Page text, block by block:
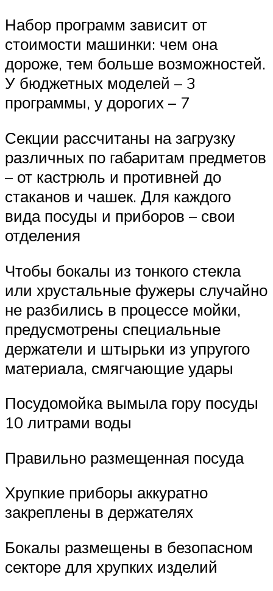
Набор программ зависит от
стоимости машинки: чем она
дороже, тем больше возможностей.
У бюджетных моделей – 3
программы, у дорогих – 7
Секции рассчитаны на загрузку
различных по габаритам предметов
– от кастрюль и противней до
стаканов и чашек. Для каждого
вида посуды и приборов – свои
отделения
Чтобы бокалы из тонкого стекла
или хрустальные фужеры случайно
не разбились в процессе мойки,
предусмотрены специальные
держатели и штырьки из упругого
материала, смягчающие удары
Посудомойка вымыла гору посуды
10 литрами воды
Правильно размещенная посуда
Хрупкие приборы аккуратно
закреплены в держателях
Бокалы размещены в безопасном
секторе для хрупких изделий